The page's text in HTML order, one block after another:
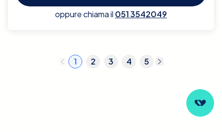
oppure chiama il 051 3542049
1 2 3 4 5